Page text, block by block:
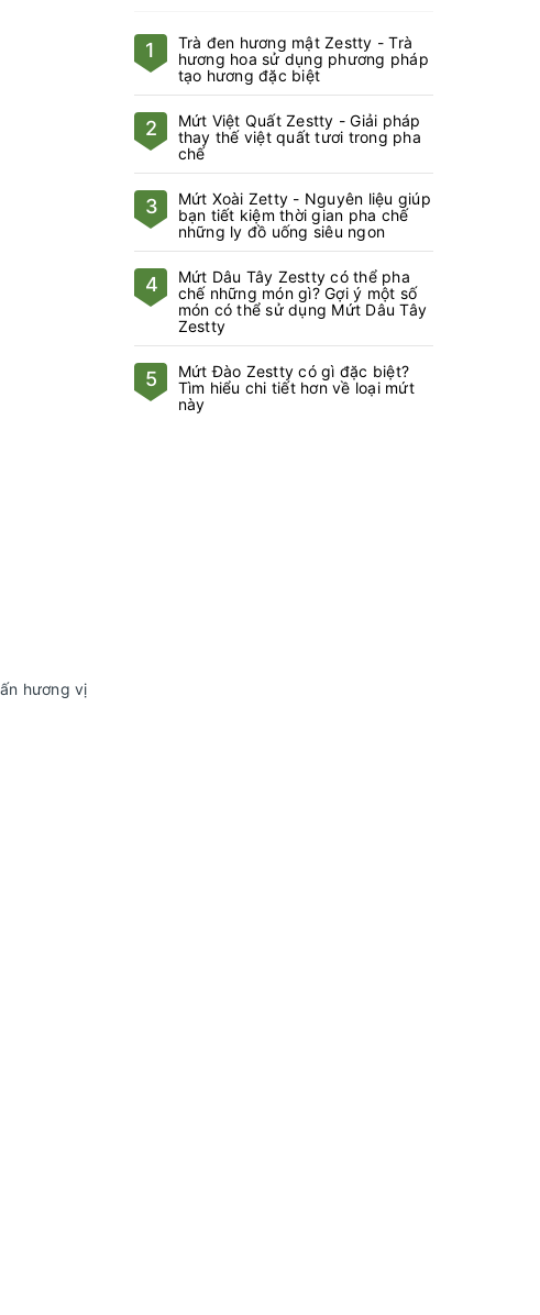
hương vị
1
Trà đen hương mật Zestty - Trà
hương hoa sử dụng phương pháp
tạo hương đặc biệt
2
Mứt Việt Quất Zestty - Giải pháp
thay thế việt quất tươi trong pha
chế
3
Mứt Xoài Zetty - Nguyên liệu giúp
bạn tiết kiệm thời gian pha chế
những ly đồ uống siêu ngon
4
Mứt Dâu Tây Zestty có thể pha
chế những món gì? Gợi ý một số
món có thể sử dụng Mứt Dâu Tây
Zestty
5
Mứt Đào Zestty có gì đặc biệt?
Tìm hiểu chi tiết hơn về loại mứt
này